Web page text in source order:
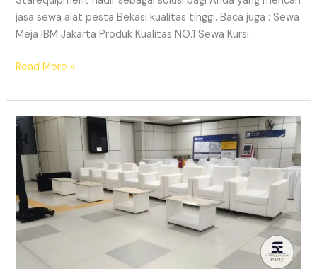
jasa sewa alat pesta Bekasi kualitas tinggi. Baca juga : Sewa
Meja IBM Jakarta Produk Kualitas NO.1 Sewa Kursi
SEWA
PESTA
BEKASI
KUALITAS
TINGGI
Read More »